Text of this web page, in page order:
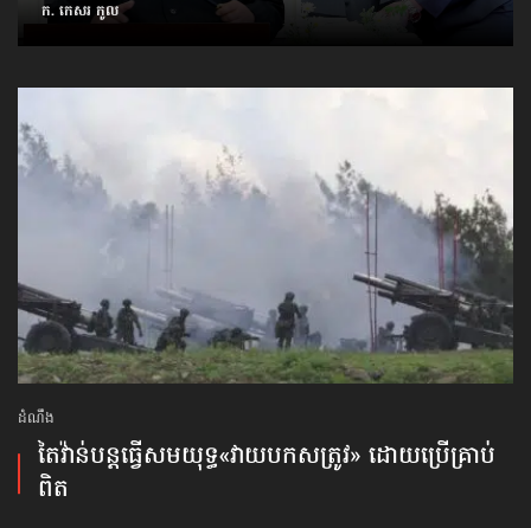
ក. កេសរ កូល
ដំណឹង
តៃវ៉ាន់​បន្តធ្វើសមយុទ្ធ​«វាយបកសត្រូវ» ដោយប្រើគ្រាប់
ពិត